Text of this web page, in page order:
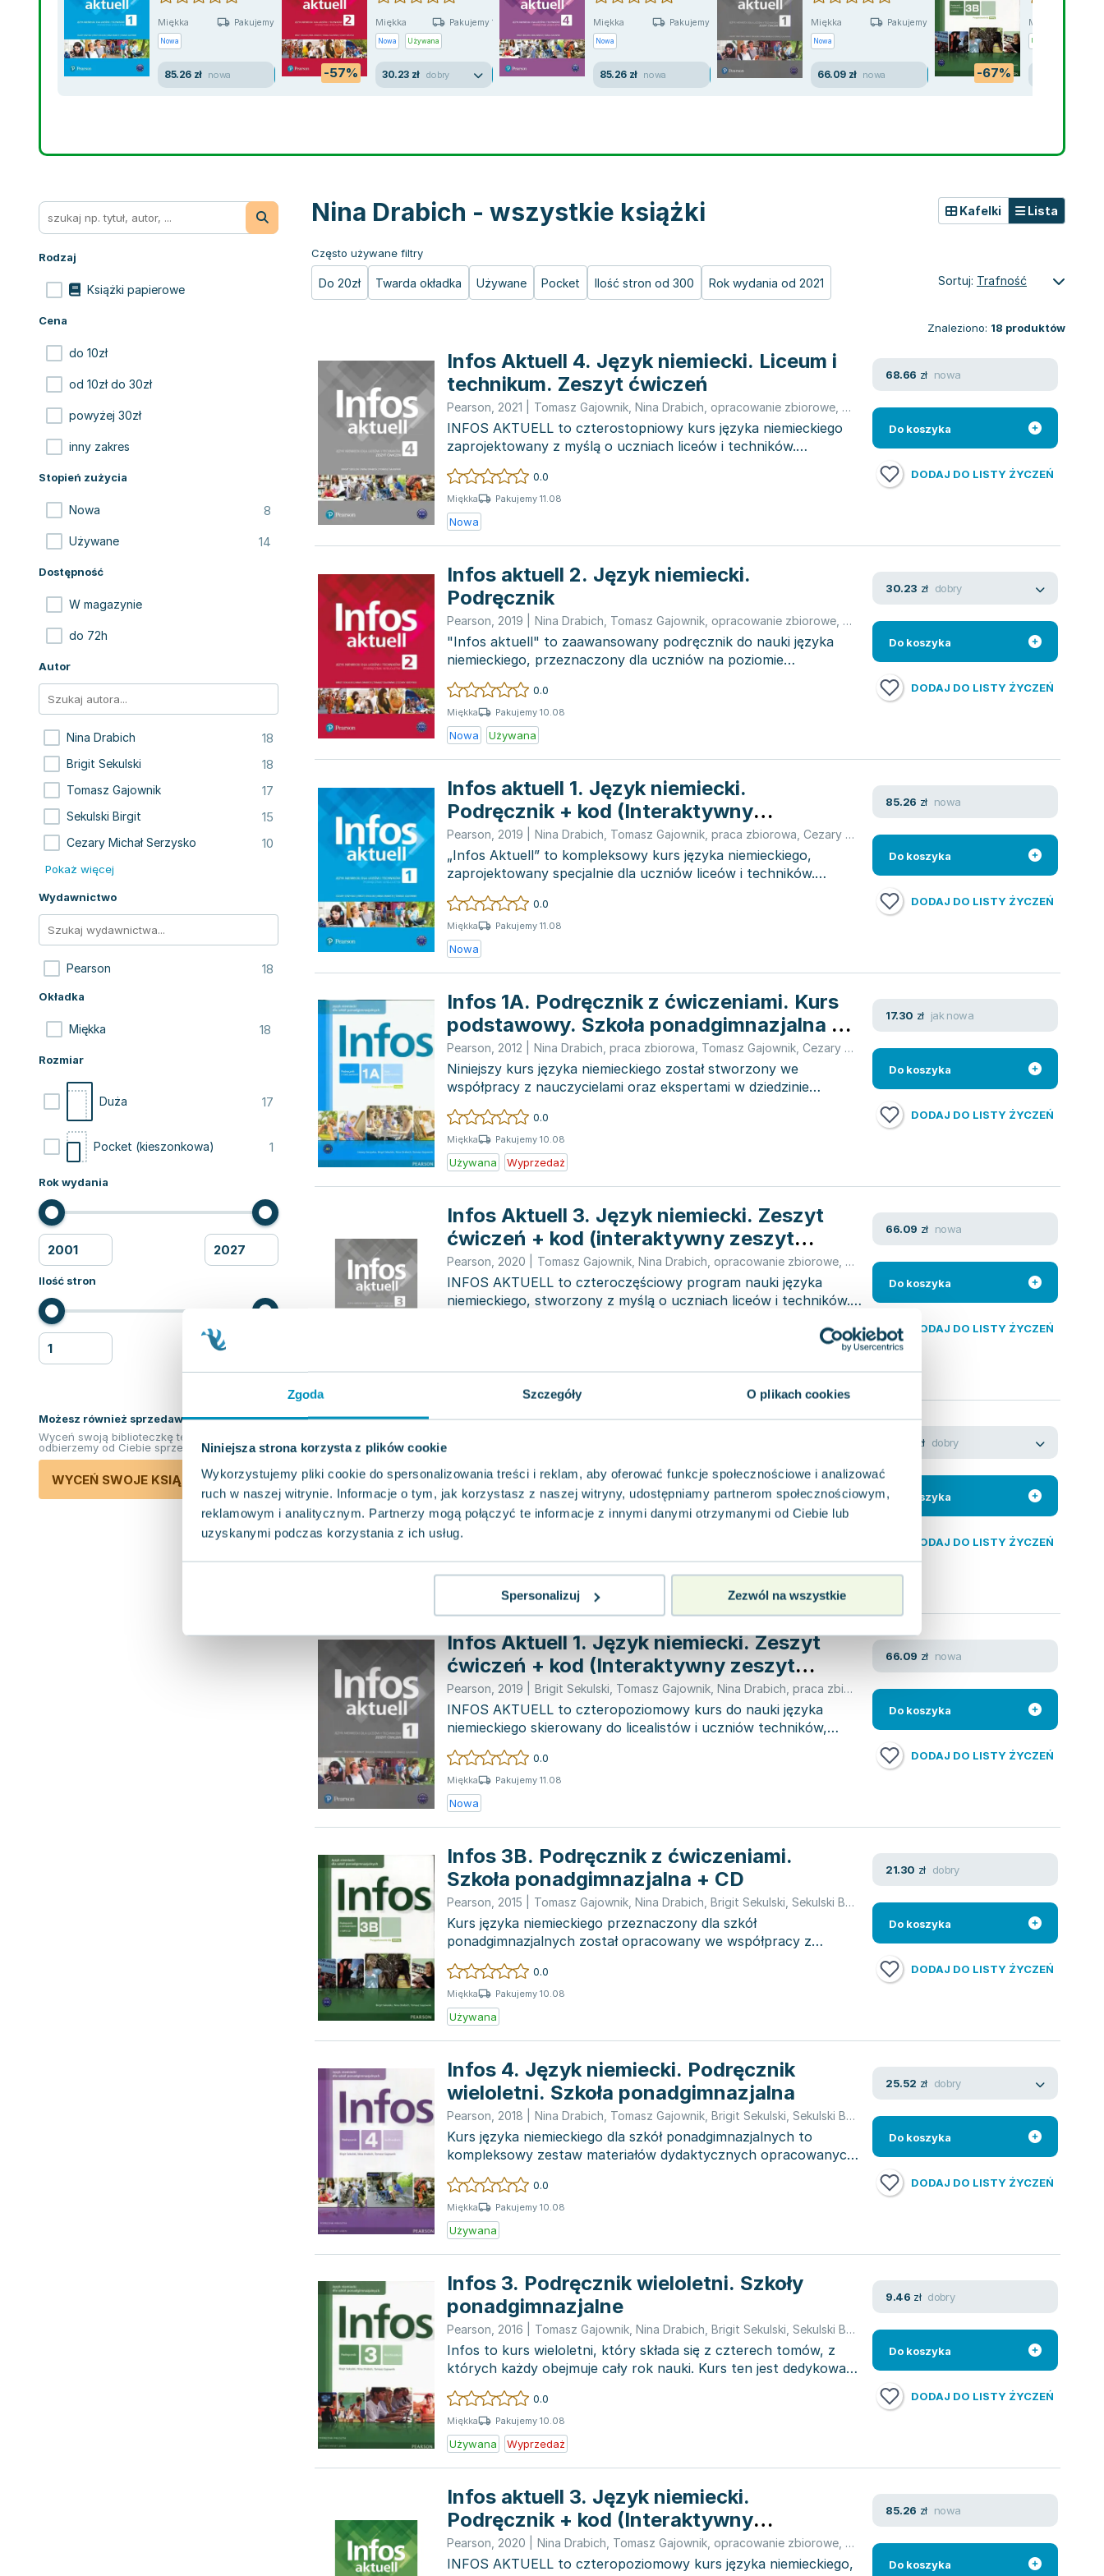
Zgoda Szczegóły O plikach cookies
Niniejsza strona korzysta z plików cookie
Wykorzystujemy pliki cookie do spersonalizowania treści i reklam, aby oferować funkcje społecznościowe i analizować
ruch w naszej witrynie. Informacje o tym, jak korzystasz z naszej witryny, udostępniamy partnerom społecznościowym,
reklamowym i analitycznym. Partnerzy mogą połączyć te informacje z innymi danymi otrzymanymi od Ciebie lub
uzyskanymi podczas korzystania z ich usług.
Spersonalizuj Zezwól na wszystkie
Miękka Pakujemy 11.08
Nowa
85.26 zł nowa -57%
Miękka Pakujemy 10.08
Nowa Używana
30.23 zł dobry
Miękka Pakujemy 11.08
Nowa
85.26 zł nowa
Miękka Pakujemy 11.08
Nowa
66.09 zł nowa -67%
Miękka
Rodzaj
Książki papierowe
Cena
do 10zł
od 10zł do 30zł
powyżej 30zł
inny zakres
Stopień zużycia
Nowa 8
Używane 14
Dostępność
W magazynie
do 72h
Autor
Nina Drabich 18
Brigit Sekulski 18
Tomasz Gajownik 17
Sekulski Birgit 15
Cezary Michał Serzysko 10
Pokaż więcej
Wydawnictwo
Pearson 18
Okładka
Miękka 18
Rozmiar
Duża 17
Pocket (kieszonkowa) 1
Rok wydania
Ilość stron
Możesz również sprzedawać ksiązki!
Wyceń swoją biblioteczkę teraz. Odkupimy i
odbierzemy od Ciebie sprzedane książki.
WYCEŃ SWOJE KSIĄŻKI
Nina Drabich - wszystkie książki
Często używane filtry
Do 20zł Twarda okładka Używane Pocket Ilość stron od 300 Rok wydania od 2021
Kafelki Lista
Sortuj: Trafność
Znaleziono: 18 produktów
Infos Aktuell 4. Język niemiecki. Liceum i
technikum. Zeszyt ćwiczeń
Pearson 2021 Tomasz Gajownik Nina Drabich opracowanie zbiorowe praca zbiorowa,Brigit Sekulski,Sekulski Birgit
INFOS AKTUELL to czterostopniowy kurs języka niemieckiego
zaprojektowany z myślą o uczniach liceów i techników.
Dedykowany jest za...
0.0
Miękka Pakujemy 11.08
Nowa
68.66 zł nowa
Do koszyka
DODAJ DO LISTY ŻYCZEŃ
Infos aktuell 2. Język niemiecki.
Podręcznik
Pearson 2019 Nina Drabich Tomasz Gajownik opracowanie zbiorowe praca zbiorowa,Cezary Michał Serzysko
"Infos aktuell" to zaawansowany podręcznik do nauki języka
niemieckiego, przeznaczony dla uczniów na poziomie
średniozaawansowanym...
0.0
Miękka Pakujemy 10.08
Nowa Używana
30.23 zł dobry
Do koszyka
DODAJ DO LISTY ŻYCZEŃ
Infos aktuell 1. Język niemiecki.
Podręcznik + kod (Interaktywny
podręcznik)
Pearson 2019 Nina Drabich Tomasz Gajownik praca zbiorowa Cezary Michał Serzysko ,Brigit Sekulski,Serzysko
„Infos Aktuell” to kompleksowy kurs języka niemieckiego,
zaprojektowany specjalnie dla uczniów liceów i techników.
Składający się...
0.0
Miękka Pakujemy 11.08
Nowa
85.26 zł nowa
Do koszyka
DODAJ DO LISTY ŻYCZEŃ
Infos 1A. Podręcznik z ćwiczeniami. Kurs
podstawowy. Szkoła ponadgimnazjalna +
CD
Pearson 2012 Nina Drabich praca zbiorowa Tomasz Gajownik Cezary Michał Serzysko ,Brigit Sekulski,Serzysko
Niniejszy kurs języka niemieckiego został stworzony we
współpracy z nauczycielami oraz ekspertami w dziedzinie
germanistyki, by sk...
0.0
Miękka Pakujemy 10.08
Używana Wyprzedaż
17.30 zł jak nowa
Do koszyka
DODAJ DO LISTY ŻYCZEŃ
Infos Aktuell 3. Język niemiecki. Zeszyt
ćwiczeń + kod (interaktywny zeszyt
ćwiczeń)
Pearson 2020 Tomasz Gajownik Nina Drabich opracowanie zbiorowe Brigit Sekulski,Sekulski Birgit
INFOS AKTUELL to czteroczęściowy program nauki języka
niemieckiego, stworzony z myślą o uczniach liceów i techników.
Nowa
66.09 zł nowa
Do koszyka
DODAJ DO LISTY ŻYCZEŃ
Pearson,2015| Nina Drabich, Tomasz Gajownik, praca zbiorowa,Cezary Michał Serzysko ,Brigit Sekulski,Serzysko
Infos to wieloletni kurs języka niemieckiego składający się z
czterech rocznych tomów, który został zaprojektowany z myślą
o uczni...
Pakujemy 10.08
Wyprzedaż
zł dobry
Do koszyka
DODAJ DO LISTY ŻYCZEŃ
Infos Aktuell 1. Język niemiecki. Zeszyt
ćwiczeń + kod (Interaktywny zeszyt
ćwiczeń)
Pearson 2019 Brigit Sekulski Tomasz Gajownik Nina Drabich praca zbiorowa ,Cezary Michał Serzysko,Sekulski Birgit
INFOS AKTUELL to czteropoziomowy kurs do nauki języka
niemieckiego skierowany do licealistów i uczniów techników,
którzy chcą zaró...
0.0
Miękka Pakujemy 11.08
Nowa
66.09 zł nowa
Do koszyka
DODAJ DO LISTY ŻYCZEŃ
Infos 3B. Podręcznik z ćwiczeniami.
Szkoła ponadgimnazjalna + CD
Pearson 2015 Tomasz Gajownik Nina Drabich Brigit Sekulski Sekulski Birgit
Kurs języka niemieckiego przeznaczony dla szkół
ponadgimnazjalnych został opracowany we współpracy z
nauczycielami i specjalistami...
0.0
Miękka Pakujemy 10.08
Używana
21.30 zł dobry
Do koszyka
DODAJ DO LISTY ŻYCZEŃ
Infos 4. Język niemiecki. Podręcznik
wieloletni. Szkoła ponadgimnazjalna
Pearson 2018 Nina Drabich Tomasz Gajownik Brigit Sekulski Sekulski Birgit
Kurs języka niemieckiego dla szkół ponadgimnazjalnych to
kompleksowy zestaw materiałów dydaktycznych opracowanych
we współpracy z...
0.0
Miękka Pakujemy 10.08
Używana
25.52 zł dobry
Do koszyka
DODAJ DO LISTY ŻYCZEŃ
Infos 3. Podręcznik wieloletni. Szkoły
ponadgimnazjalne
Pearson 2016 Tomasz Gajownik Nina Drabich Brigit Sekulski Sekulski Birgit
Infos to kurs wieloletni, który składa się z czterech tomów, z
których każdy obejmuje cały rok nauki. Kurs ten jest dedykowany
zar...
0.0
Miękka Pakujemy 10.08
Używana Wyprzedaż
9.46 zł dobry
Do koszyka
DODAJ DO LISTY ŻYCZEŃ
Infos aktuell 3. Język niemiecki.
Podręcznik + kod (Interaktywny
podręcznik)
Pearson 2020 Nina Drabich Tomasz Gajownik opracowanie zbiorowe Brigit Sekulski,Sekulski Birgit
INFOS AKTUELL to czteropoziomowy kurs języka niemieckiego,
85.26 zł nowa
Do koszyka